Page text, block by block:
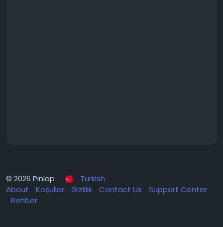
© 2026 Pinlap
Turkish
About
Koşullar Gizlilik Contact Us
Support Center
Rehber